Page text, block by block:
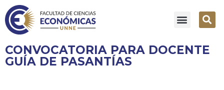
CONVOCATORIA PARA DOCENTE
GUÍA DE PASANTÍAS